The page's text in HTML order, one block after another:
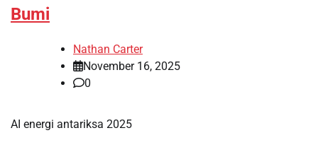
Bumi
Nathan Carter
November 16, 2025
0
AI energi antariksa 2025